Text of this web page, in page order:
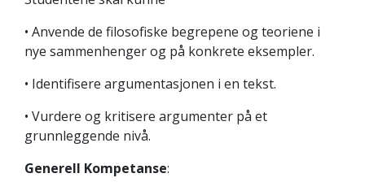
• Anvende de filosofiske begrepene og teoriene i
nye sammenhenger og på konkrete eksempler.
• Identifisere argumentasjonen i en tekst.
• Vurdere og kritisere argumenter på et
grunnleggende nivå.
Generell Kompetanse: